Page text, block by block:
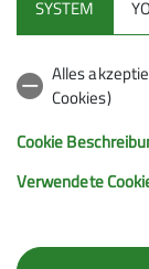
Sektion
Sektion Pirmasens
SYSTEM
Alles
Cookies)
Cookie
Verwendete